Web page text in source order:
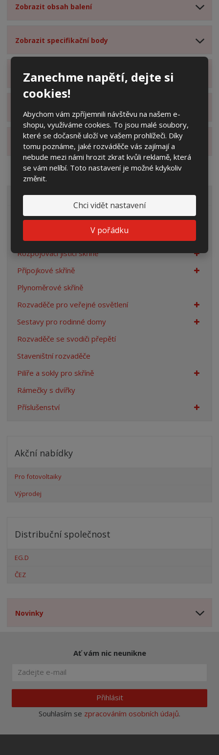
Zanechme napětí, dejte si
cookies!
Abychom vám zpříjemnili návštěvu na našem e-
shopu, využíváme cookies. To jsou malé soubory,
které se dočasně uloží ve vašem prohlížeči. Díky
tomu poznáme, jaké rozváděče vás zajímají a
nebude mezi námi hrozit zkrat kvůli reklamě, která
se vám nelíbí. Toto nastavení je možné kdykoliv
změnit.
Chci vidět nastavení
V pořádku
Zobrazit obsah balení
Zobrazit specifikační body
Zobrazit technické parametry
Zobrazit alternativní produkty
VŠECHNY KATEGORIE
Elektroměrové rozvaděče
Rozpojovací jistící skříně
Přípojkové skříně
Plynoměrové skříně
Rozvaděče pro veřejné osvětlení
Sestavy pro rodinné domy
Rozvaděče se svodiči přepětí
Staveništní rozvaděče
Pilíře a sokly pro skříně
Rámečky s dvířky
Příslušenství
Akční nabídky
Pro fotovoltaiky
Výprodej
Distribuční společnost
EG.D
ČEZ
Novinky
Ať vám nic neunikne
Přihlásit
Souhlasím se zpracováním osobních údajů.